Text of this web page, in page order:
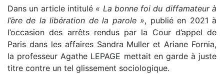
Dans un article intitulé « La bonne foi du diffamateur à
l’ère de la libération de la parole », publié en 2021 à
l’occasion des arrêts rendus par la Cour d’appel de
Paris dans les affaires Sandra Muller et Ariane Fornia,
la professeur Agathe LEPAGE mettait en garde à juste
titre contre un tel glissement sociologique.